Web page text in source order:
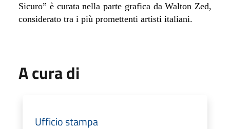
Sicuro” è curata nella parte grafica da Walton Zed,
considerato tra i più promettenti artisti italiani.
A cura di
Ufficio stampa